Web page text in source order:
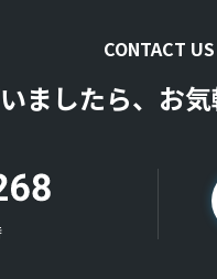
CONTACT US
ましたら、お